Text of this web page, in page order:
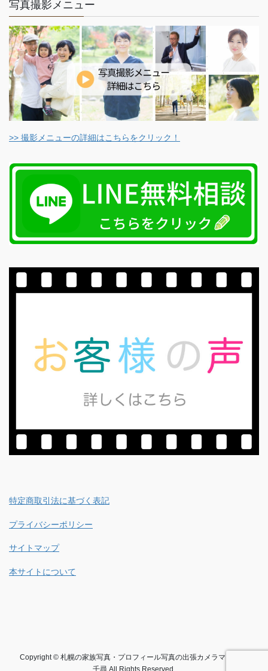
写真撮影メニュー
>> 撮影メニューの詳細はこちらをクリック！
特定商取引法に基づく表記
プライバシーポリシー
サイトマップ
本サイトについて
Copyright © 札幌の家族写真・プロフィール写真の出張カメラマン 中谷
千尋 All Rights Reserved.